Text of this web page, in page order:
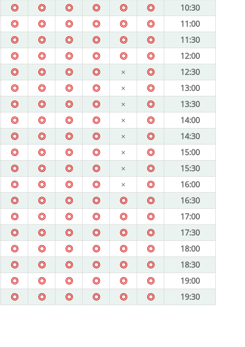
◎ ◎ ◎ ◎ ◎ ◎
10:30
◎ ◎ ◎ ◎ ◎ ◎
11:00
◎ ◎ ◎ ◎ ◎ ◎
11:30
◎ ◎ ◎ ◎ ◎ ◎
12:00
◎ ◎ ◎ ◎ × ◎
12:30
◎ ◎ ◎ ◎ × ◎
13:00
◎ ◎ ◎ ◎ × ◎
13:30
◎ ◎ ◎ ◎ × ◎
14:00
◎ ◎ ◎ ◎ × ◎
14:30
◎ ◎ ◎ ◎ × ◎
15:00
◎ ◎ ◎ ◎ × ◎
15:30
◎ ◎ ◎ ◎ × ◎
16:00
◎ ◎ ◎ ◎ ◎ ◎
16:30
◎ ◎ ◎ ◎ ◎ ◎
17:00
◎ ◎ ◎ ◎ ◎ ◎
17:30
◎ ◎ ◎ ◎ ◎ ◎
18:00
◎ ◎ ◎ ◎ ◎ ◎
18:30
◎ ◎ ◎ ◎ ◎ ◎
19:00
◎ ◎ ◎ ◎ ◎ ◎
19:30